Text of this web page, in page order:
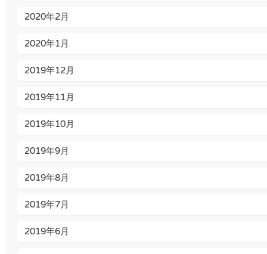
2020年2月
2020年1月
2019年12月
2019年11月
2019年10月
2019年9月
2019年8月
2019年7月
2019年6月